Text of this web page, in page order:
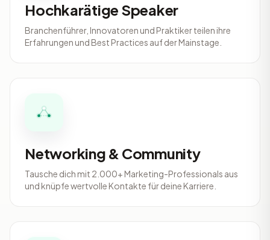
Hochkarätige Speaker
Branchenführer, Innovatoren und Praktiker teilen ihre
Erfahrungen und Best Practices auf der Mainstage.
Networking & Community
Tausche dich mit 2.000+ Marketing-Professionals aus
und knüpfe wertvolle Kontakte für deine Karriere.